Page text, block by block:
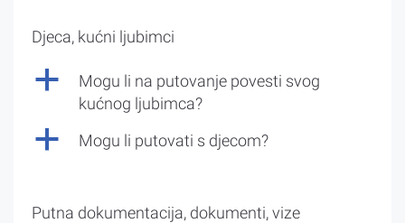
Djeca, kućni ljubimci
a
Mogu li na putovanje povesti svog
kućnog ljubimca?
a Mogu li putovati s djecom?
Putna dokumentacija, dokumenti, vize